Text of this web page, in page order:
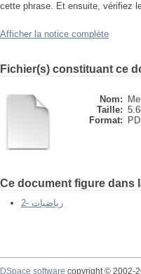
cette phrase. Et ensuite, vérifiez
Afficher la notice complète
Fichier(s) constituant ce
Nom:
Taille:
Format:
Ce document figure dans
2- رياضيات
DSpace software copyright © 2002-